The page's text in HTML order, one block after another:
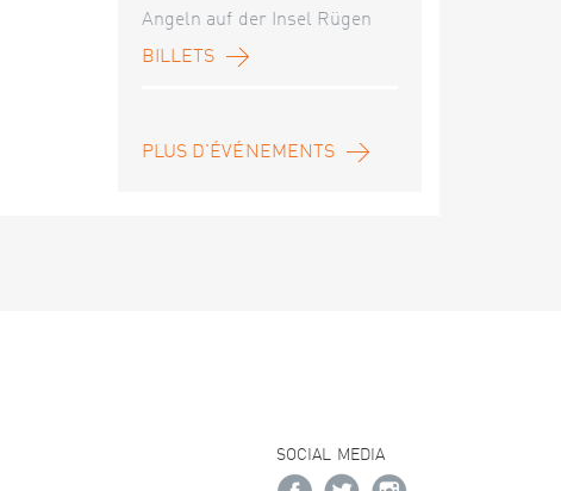
Angeln auf der Insel Rügen
BILLETS
PLUS D'ÉVÉNEMENTS
SOCIAL MEDIA